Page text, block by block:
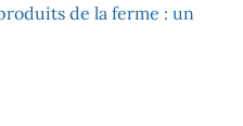
de la ferme : un